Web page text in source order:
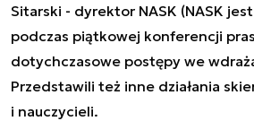
Sitarski - dyrektor NASK (NASK
podczas piątkowej konferencji
dotychczasowe postępy we
Przedstawili też inne działania
i nauczycieli.